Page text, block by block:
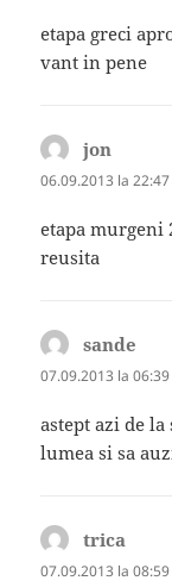
etapa greci
vant in pene
jon
06.09.2013 la 22:47
etapa murgeni
reusita
sande
07.09.2013 la 06:39
astept azi de
lumea si sa
trica
07.09.2013 la 08:59